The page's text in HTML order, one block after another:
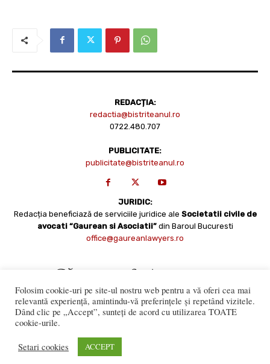
REDACȚIA:
redactia@bistriteanul.ro
0722.480.707
PUBLICITATE:
publicitate@bistriteanul.ro
JURIDIC:
Redacția beneficiază de serviciile juridice ale Societatii civile de
avocati “Gaurean si Asociatii” din Baroul Bucuresti
office@gaureanlawyers.ro
numai cu acordul expres al Bistriteanul.Ro. © Copyright 2008 -
Folosim cookie-uri pe site-ul nostru web pentru a vă oferi cea mai
relevantă experiență, amintindu-vă preferințele și repetând vizitele.
Dând clic pe „Accept”, sunteți de acord cu utilizarea TOATE
cookie-urile.
Setari cookies ACCEPT